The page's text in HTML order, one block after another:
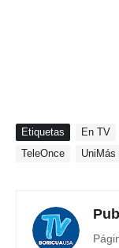
Etiquetas En TV
TeleOnce
UniMás